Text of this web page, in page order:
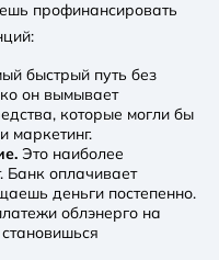
профинансировать
быстрый путь без
он вымывает
которые могли бы
маркетинг.
Это наиболее
Банк оплачивает
деньги постепенно.
облэнерго на